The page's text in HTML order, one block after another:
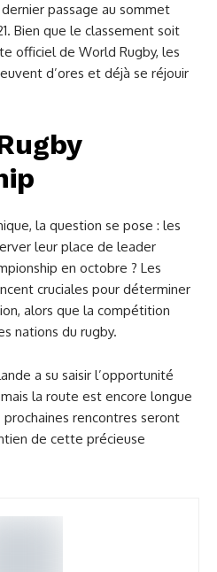
passage au sommet
Bien que le classement soit
officiel de World Rugby, les
d’ores et déjà se réjouir
la question se pose : les
leur place de leader
en octobre ? Les
cruciales pour déterminer
alors que la compétition
nations du rugby.
a su saisir l’opportunité
la route est encore longue
rencontres seront
de cette précieuse